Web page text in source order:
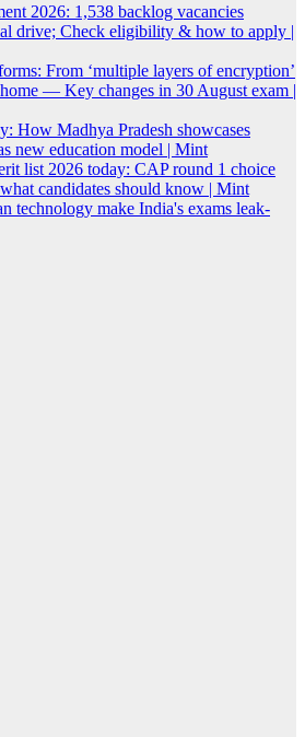
2026: 1,538 backlog vacancies
drive; Check eligibility & how to apply |
From ‘multiple layers of encryption’
— Key changes in 30 August exam |
How Madhya Pradesh showcases
new education model | Mint
list 2026 today: CAP round 1 choice
candidates should know | Mint
technology make India's exams leak-